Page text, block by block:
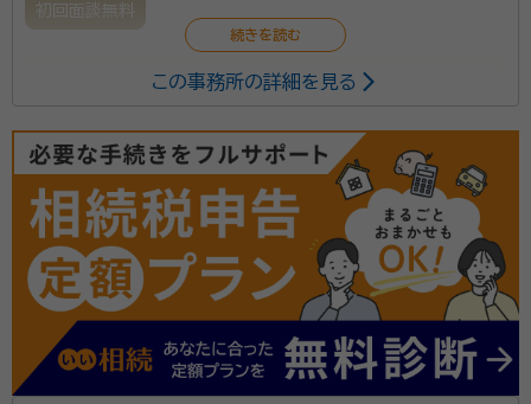
初回面談無料
当事務所では、相続手続きに必要な「戸籍」の取得から、
手続きを全面的にサポートさせていただきます。初回無
料電話相談実施中ですので、まずはお気軽にご相談くだ
さい。
この事務所の詳細を見る